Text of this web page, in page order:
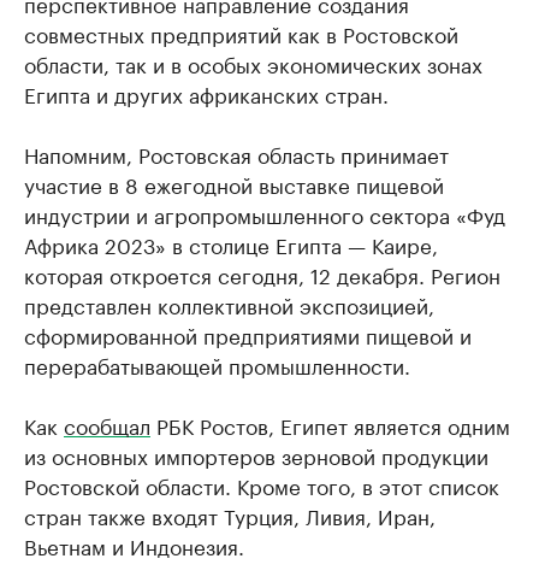
совместных предприятий как в Ростовской
области, так и в особых экономических зонах
Египта и других африканских стран.
Напомним, Ростовская область принимает
участие в 8 ежегодной выставке пищевой
индустрии и агропромышленного сектора «Фуд
Африка 2023» в столице Египта — Каире,
которая откроется сегодня, 12 декабря. Регион
представлен коллективной экспозицией,
сформированной предприятиями пищевой и
перерабатывающей промышленности.
Как сообщал РБК Ростов, Египет является одним
из основных импортеров зерновой продукции
Ростовской области. Кроме того, в этот список
стран также входят Турция, Ливия, Иран,
Вьетнам и Индонезия.